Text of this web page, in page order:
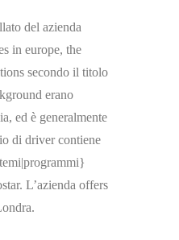
del azienda
in europe, the
secondo il titolo
erano
ed è generalmente
di driver contiene
L’azienda offers